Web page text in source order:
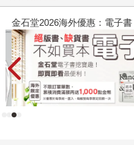
金石堂2026海外優惠：電子書